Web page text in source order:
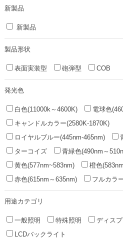
新製品
新製品
製品形状
表面実装型 砲弾型 COB
発光色
白色(11000k～4600K)
電球色
キャンドルカラー(2580K-1870K)
ロイヤルブルー(445nm-465nm)
ターコイズ
青緑色(490nm～
黄色(577nm~583nm)
橙色
赤色(615nm～635nm)
フルカラ
用途カテゴリ
一般照明 特殊照明 ディス
LCDバックライト